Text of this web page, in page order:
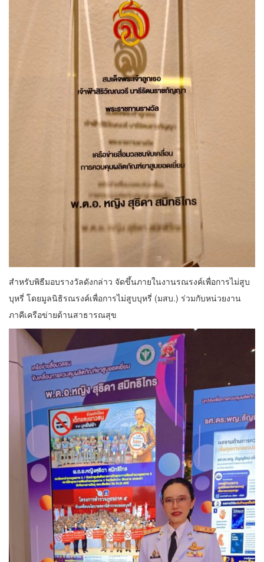
สำหรับพิธีมอบรางวัลดังกล่าว จัดขึ้นภายในงานรณรงค์เพื่อการไม่สูบ
บุหรี่ โดยมูลนิธิรณรงค์เพื่อการไม่สูบบุหรี่ (มสบ.) ร่วมกับหน่วยงาน
ภาคีเครือข่ายด้านสาธารณสุข